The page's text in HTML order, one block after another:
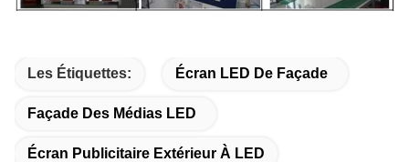
Les Étiquettes: Écran LED De Façade
Façade Des Médias LED
Écran Publicitaire Extérieur À LED